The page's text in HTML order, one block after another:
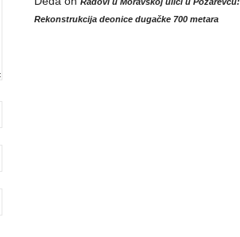
Rekonstrukcija deonice dugačke 700 metara